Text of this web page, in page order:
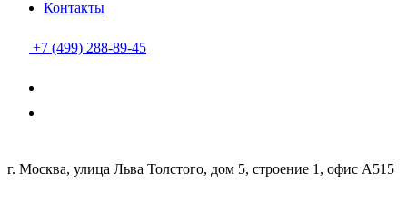
Контакты
+7 (499) 288-89-45
г. Москва, улица Льва Толстого, дом 5, строение 1, офис А515